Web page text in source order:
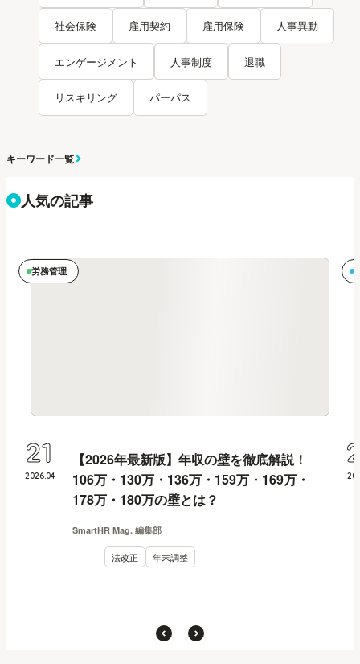
社会保険 雇用契約 雇用保険 人事異動
エンゲージメント 人事制度 退職
リスキリング パーパス
キーワード一覧
人気の記事
労務管理
【2026年最新版】年収の壁を徹底解説！
106万・130万・136万・159万・169万・
178万・180万の壁とは？
SmartHR Mag. 編集部
法改正 年末調整
2026.04
21